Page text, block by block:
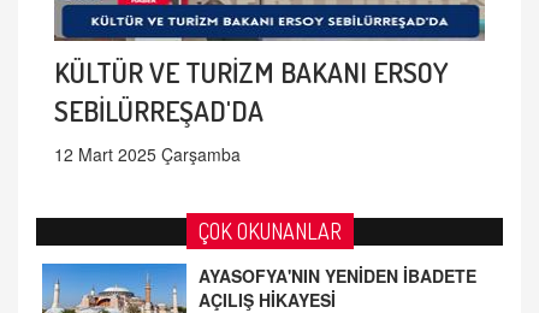
KÜLTÜR VE TURİZM BAKANI ERSOY
SEBİLÜRREŞAD'DA
12 Mart 2025 Çarşamba
ÇOK OKUNANLAR
AYASOFYA'NIN YENİDEN İBADETE
AÇILIŞ HİKAYESİ